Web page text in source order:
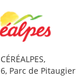
CÉRÉALPES,
6, Parc de Pitaugier